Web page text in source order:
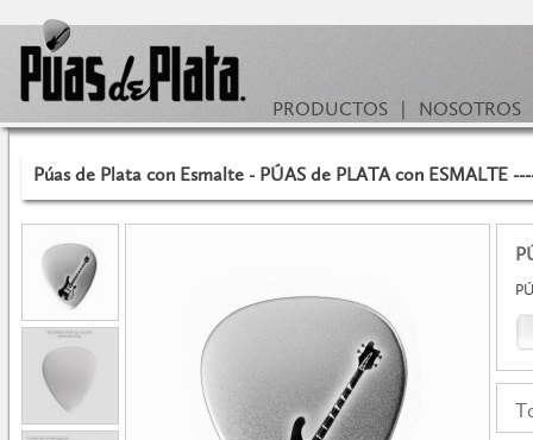
PRODUCTOS | NOSOTROS
Púas de Plata con Esmalte - PÚAS de PLATA con ESMALTE